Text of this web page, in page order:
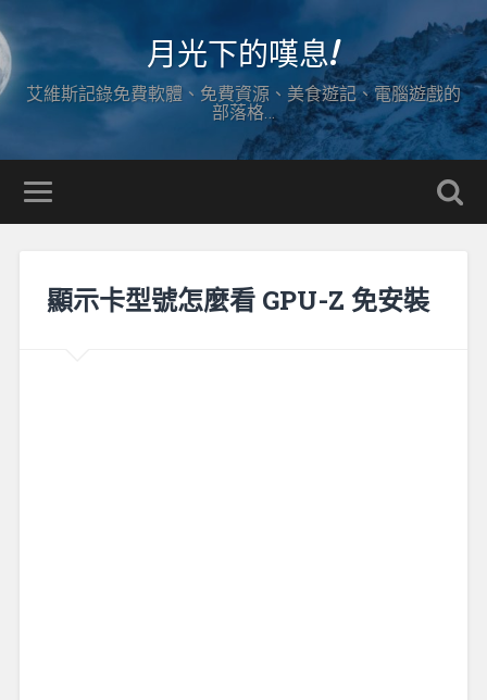
月光下的嘆息!
艾維斯記錄免費軟體、免費資源、美食遊記、電腦遊戲的
部落格…
顯示卡型號怎麼看 GPU-Z 免安裝